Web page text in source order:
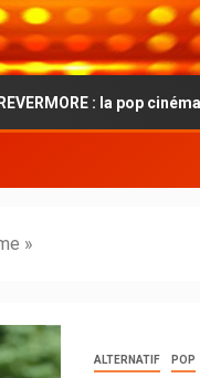
pop cinématographique
»
ALTERNATIF POP